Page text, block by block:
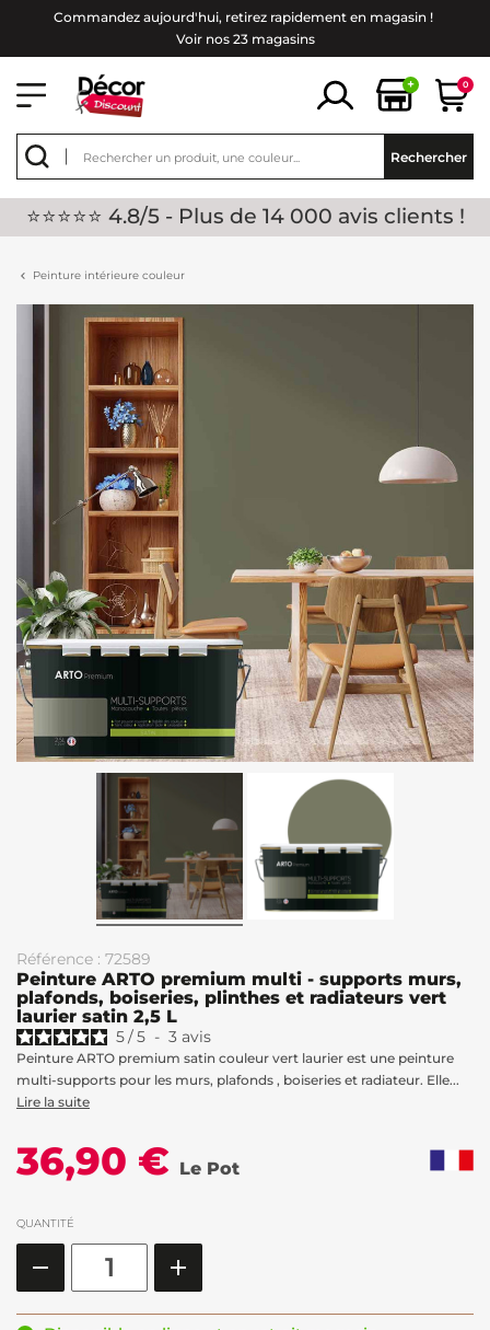
Commandez aujourd'hui, retirez rapidement en magasin !
Voir nos 23 magasins
+ 0
Rechercher
⭐⭐⭐⭐⭐ 4.8/5 - Plus de 14 000 avis clients !
Peinture intérieure couleur
Référence : 72589
Peinture ARTO premium multi - supports murs,
plafonds, boiseries, plinthes et radiateurs vert
laurier satin 2,5 L
5/5 - 3 avis
Peinture ARTO premium satin couleur vert laurier est une peinture
multi-supports pour les murs, plafonds , boiseries et radiateur. Elle...
Lire la suite
36,90 € Le Pot
QUANTITÉ